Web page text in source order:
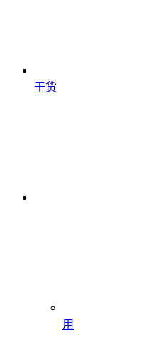
干货
用